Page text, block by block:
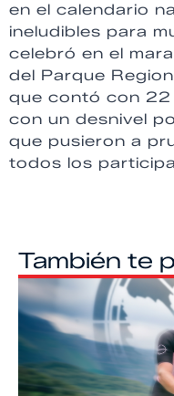
en el calendario
ineludibles para
celebró en el
del Parque
que contó con 22
con un desnivel
que pusieron a
todos los
También te